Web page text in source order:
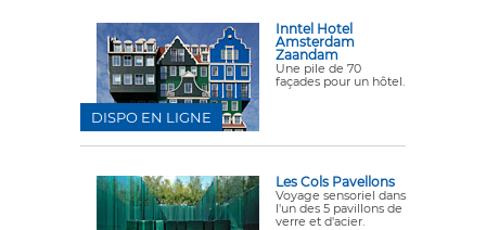
Inntel Hotel
Amsterdam
Zaandam
Une pile de 70
façades pour un hôtel.
DISPO EN LIGNE
Les Cols Pavellons
Voyage sensoriel dans
l'un des 5 pavillons de
verre et d'acier.